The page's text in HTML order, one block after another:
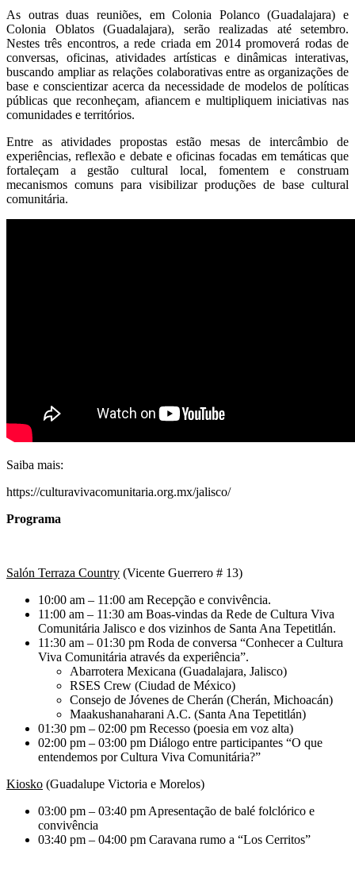
As outras duas reuniões, em Colonia Polanco (Guadalajara) e
Colonia Oblatos (Guadalajara), serão realizadas até setembro.
Nestes três encontros, a rede criada em 2014 promoverá rodas de
conversas, oficinas, atividades artísticas e dinâmicas interativas,
buscando ampliar as relações colaborativas entre as organizações de
base e conscientizar acerca da necessidade de modelos de políticas
públicas que reconheçam, afiancem e multipliquem iniciativas nas
comunidades e territórios.
Entre as atividades propostas estão mesas de intercâmbio de
experiências, reflexão e debate e oficinas focadas em temáticas que
fortaleçam a gestão cultural local, fomentem e construam
mecanismos comuns para visibilizar produções de base cultural
comunitária.
Saiba mais:
https://culturavivacomunitaria.org.mx/jalisco/
Programa
Salón Terraza Country (Vicente Guerrero # 13)
10:00 am – 11:00 am Recepção e convivência.
11:00 am – 11:30 am Boas-vindas da Rede de Cultura Viva
Comunitária Jalisco e dos vizinhos de Santa Ana Tepetitlán.
11:30 am – 01:30 pm Roda de conversa “Conhecer a Cultura
Viva Comunitária através da experiência”.
Abarrotera Mexicana (Guadalajara, Jalisco)
RSES Crew (Ciudad de México)
Consejo de Jóvenes de Cherán (Cherán, Michoacán)
Maakushanaharani A.C. (Santa Ana Tepetitlán)
01:30 pm – 02:00 pm Recesso (poesia em voz alta)
02:00 pm – 03:00 pm Diálogo entre participantes “O que
entendemos por Cultura Viva Comunitária?”
Kiosko (Guadalupe Victoria e Morelos)
03:00 pm – 03:40 pm Apresentação de balé folclórico e
convivência
03:40 pm – 04:00 pm Caravana rumo a “Los Cerritos”